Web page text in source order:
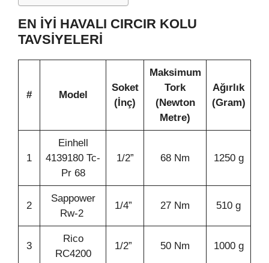
EN İYI HAVALI CIRCIR KOLU
TAVSIYELERI
# Model
Soket
(İnç)
Maksimum
Tork
(Newton
Metre)
Ağırlık
(Gram)
1
Einhell
4139180 Tc-
Pr 68
1/2” 68 Nm 1250 g
2
Sappower
Rw-2
1/4” 27 Nm 510 g
3
Rico
RC4200
1/2” 50 Nm 1000 g